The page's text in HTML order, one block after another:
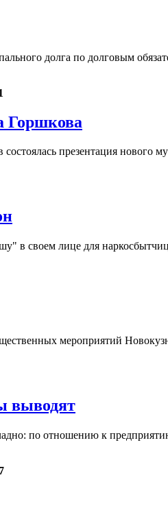
долга по долговым
Горшкова
презентация нового
в своем лице для
мероприятий
выводят
по отношению к